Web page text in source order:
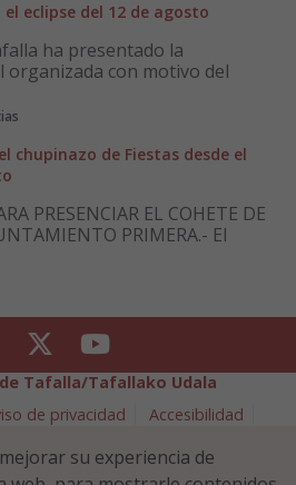
eclipse del 12 de agosto
ha presentado la
organizada con motivo del
chupinazo de Fiestas desde el
PRESENCIAR EL COHETE DE
PRIMERA.- El
Facebook Twitter Youtube
Tafalla/Tafallako Udala
de privacidad
Accesibilidad
Seguridad de la Información
su experiencia de